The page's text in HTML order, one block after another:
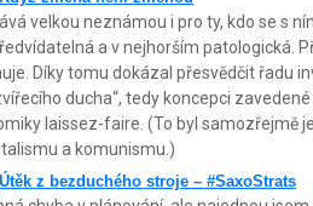
velkou neznámou i pro ty, kdo se s
a v nejhorším patologická.
Díky tomu dokázal přesvědčit řadu
ducha“, tedy koncepci
laissez-faire. (To byl samozřejmě
a komunismu.)
z bezduchého stroje – #SaxoStrats